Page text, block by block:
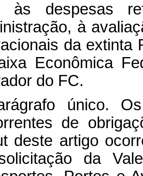
às despesas
à
da extinta
Econômica
do FC.
único.
de
deste artigo
da